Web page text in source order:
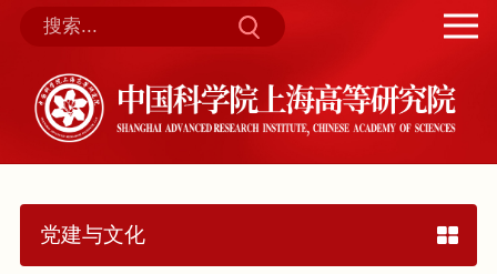
党建与文化